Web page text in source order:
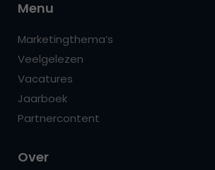
Menu
Marketingthema’s
Veelgelezen
Vacatures
Jaarboek
Partnercontent
Over